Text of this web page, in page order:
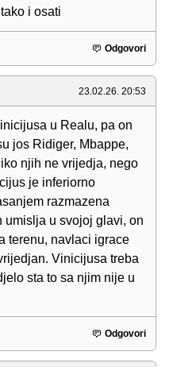
i osati
Odgovori
23.02.26. 20:53
u Realu, pa on
jos Ridiger, Mbappe,
njih ne vrijedja, nego
je inferiorno
razmazena
umislja u svojoj glavi, on
terenu, navlaci igrace
Vinicijusa treba
sta to sa njim nije u
Odgovori